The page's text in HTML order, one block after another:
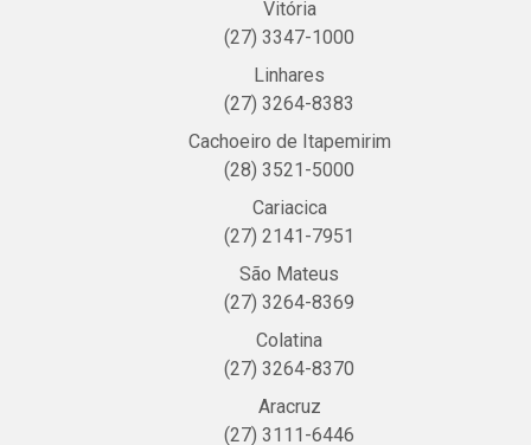
Vitória
(27) 3347-1000
Linhares
(27) 3264-8383
Cachoeiro de Itapemirim
(28) 3521-5000
Cariacica
(27) 2141-7951
São Mateus
(27) 3264-8369
Colatina
(27) 3264-8370
Aracruz
(27) 3111-6446